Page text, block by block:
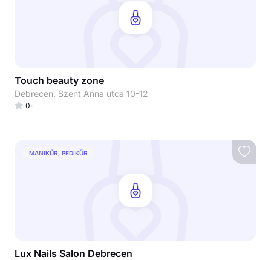
Touch beauty zone
Debrecen, Szent Anna utca 10-12
0
MANIKŰR, PEDIKŰR
Lux Nails Salon Debrecen